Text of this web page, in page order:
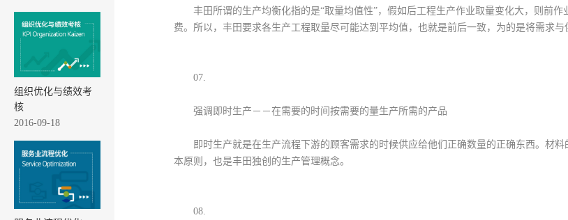
组织优化与绩效考
核
2016-09-18
丰田所谓的生产均衡化指的是“取量均值性”，假如后工程生产作业取量变化大，则前
费。所以，丰田要求各生产工程取量尽可能达到平均值，也就是前后一致，为的是将需求与
07.
强调即时生产－－在需要的时间按需要的量生产所需的产品
即时生产就是在生产流程下游的顾客需求的时候供应给他们正确数量的正确东西。材
本原则，也是丰田独创的生产管理概念。
08.